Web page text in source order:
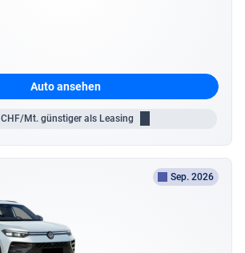
Auto ansehen
CHF/Mt. günstiger als Leasing
Sep. 2026